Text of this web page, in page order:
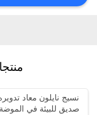
خريطة
الموقع
نسيج نايلون معاد
صديق للبيئة في الموضة